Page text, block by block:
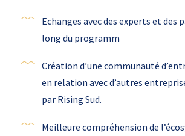
Echanges avec des experts et des
long du programm
Création d’une communauté
en relation avec d’autres
par Rising Sud.
Meilleure compréhension de